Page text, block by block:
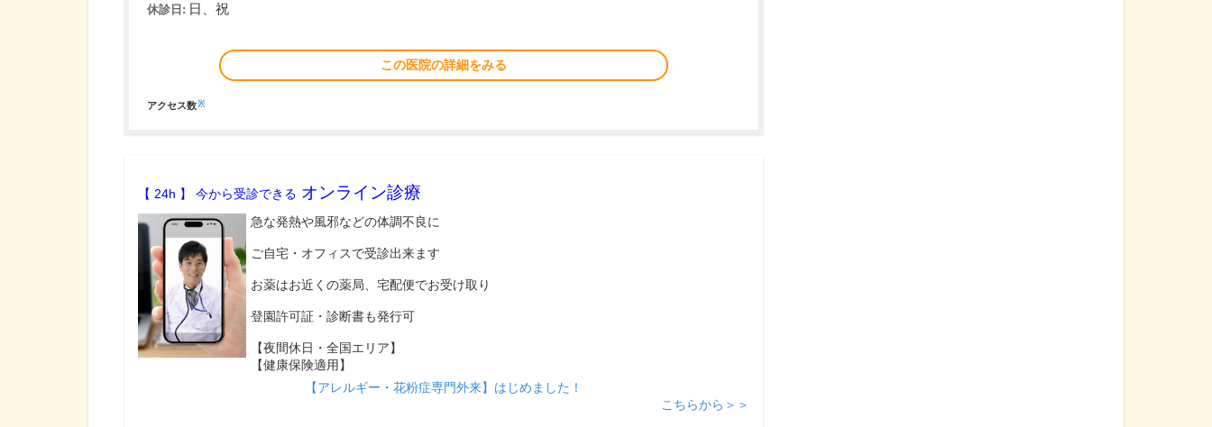
休診日: 日、祝
この医院の詳細をみる
アクセス数※
【 24h 】 今から受診できる オンライン診療
急な発熱や風邪などの体調不良に
ご自宅・オフィスで受診出来ます
お薬はお近くの薬局、宅配便でお受け取り
登園許可証・診断書も発行可
【夜間休日・全国エリア】
【健康保険適用】
【アレルギー・花粉症専門外来】はじめました！
こちらから＞＞